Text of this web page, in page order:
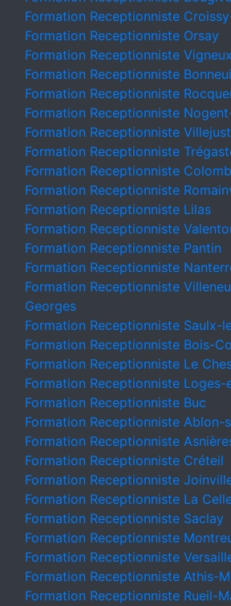
Formation Receptionniste
Formation Receptionniste Orsay
Formation Receptionniste
Formation Receptionniste
Formation Receptionniste
Formation Receptionniste
Formation Receptionniste Villejust
Formation Receptionniste
Formation Receptionniste
Formation Receptionniste
Formation Receptionniste Lilas
Formation Receptionniste
Formation Receptionniste Pantin
Formation Receptionniste
Formation Receptionniste
Georges
Formation Receptionniste Saulx-
Formation Receptionniste Bois-
Formation Receptionniste Le
Formation Receptionniste Loges-
Formation Receptionniste Buc
Formation Receptionniste Ablon-
Formation Receptionniste
Formation Receptionniste Créteil
Formation Receptionniste
Formation Receptionniste La
Formation Receptionniste Saclay
Formation Receptionniste
Formation Receptionniste
Formation Receptionniste Athis-
Formation Receptionniste Rueil-